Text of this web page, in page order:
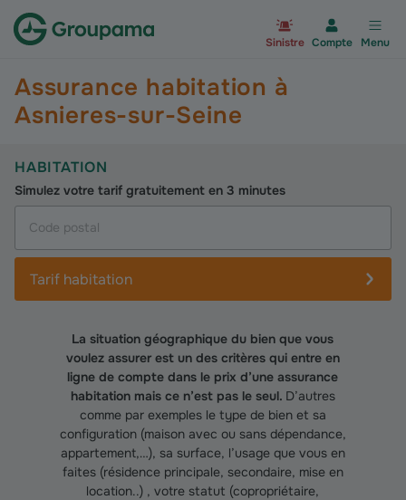
Sinistre Compte Menu
Assurance habitation à
Asnieres-sur-Seine
HABITATION
Simulez votre tarif gratuitement en 3 minutes
Tarif habitation
La situation géographique du bien que vous
voulez assurer est un des critères qui entre en
ligne de compte dans le prix d’une assurance
habitation mais ce n’est pas le seul. D’autres
comme par exemples le type de bien et sa
configuration (maison avec ou sans dépendance,
appartement,…), sa surface, l’usage que vous en
faites (résidence principale, secondaire, mise en
location..) , votre statut (copropriétaire,